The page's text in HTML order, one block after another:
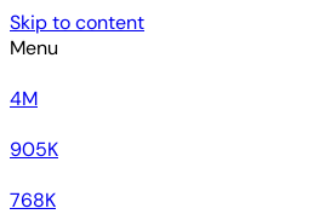
Skip to content
Menu
4M
905K
768K